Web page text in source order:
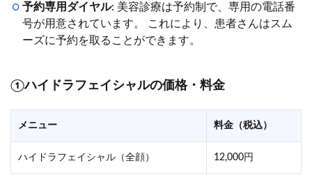
予約専用ダイヤル: 美容診療は予約制で、専用の電話番
号が用意されています。 これにより、患者さんはスム
ーズに予約を取ることができます。
①ハイドラフェイシャルの価格・料金
メニュー 料金（税込）
ハイドラフェイシャル（全顔） 12,000円